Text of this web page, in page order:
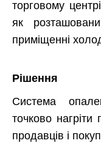
торговому
як
приміщенні
Рішення
Система
точково нагріти
продавців і